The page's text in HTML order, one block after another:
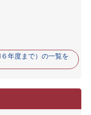
年度まで）の一覧を